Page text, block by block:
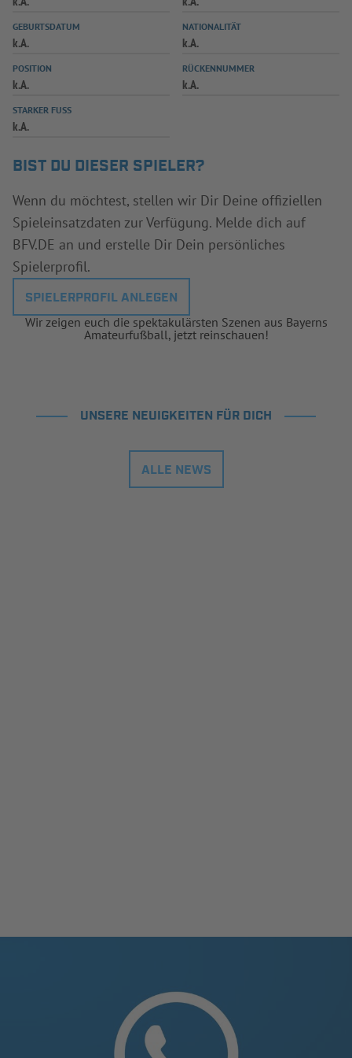
SPIELPLUS
GEBURTSDATUM
k.A.
NATIONALITÄT
k.A.
POSITION
k.A.
RÜCKENNUMMER
k.A.
STARKER FUSS
k.A.
BIST DU DIESER SPIELER?
Wenn du möchtest, stellen wir Dir Deine offiziellen
Spieleinsatzdaten zur Verfügung. Melde dich auf
BFV.DE an und erstelle Dir Dein persönliches
Spielerprofil.
SPIELERPROFIL ANLEGEN
Wir zeigen euch die spektakulärsten Szenen aus Bayerns
Amateurfußball, jetzt reinschauen!
UNSERE NEUIGKEITEN FÜR DICH
ALLE NEWS